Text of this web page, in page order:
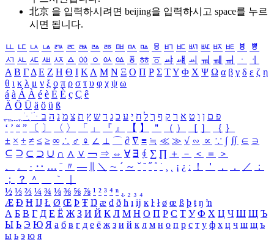
北京 을 입력하시려면 beijing을 입력하시고 space를 누르
시면 됩니다.
ㅥ ㅦ ㅧ ㅨ ㅩ ㅪ ㅫ ㅬ ㅭ ㅮ ㅯ ㅰ ㅱ ㅲ ㅳ ㅴ ㅵ ㅶ ㅷ ㅸ
ㅹ
ㅺ ㅻ ㅼ ㅽ ㅾ ㅿ ㆀ ㆁ ㆂ ㆃ ㆄ ㆅ ㆆ ㆇ ㆈ ㆉ ㆊ ㆋ ㆌ ㆍ
ㆎ
Α Β ΓΔ Ε Ζ Η Θ Ι ΚΛ Μ Ν Ξ Ο Π Ρ Σ ΤΥ Φ Χ Ψ Ω α β γ δ ε ζ η
θ ι κ λ μ ν ξ ο π ρ σ τ υ φ χ ψ ω
á à Á À é è É È ç Ç ê
Ä Ö Ü ä ö ü ß
ִֶֹ ֻּ ׁׂ פ ם ן ו ט א ר ק ף ך ל ח י ע כ ג ד ש ץ ת צ מ נ ה ב
‘ ’ “ ” 〔 〕 〈 〉 「 」 『 』 【 】 ＂ （ ） ［ ］ ｛ ｝
± × ÷ ≠ ≤ ≥ ∞ ∴ ♂ ♀ ∠ ⊥ ⌒ ∂ ∇ ≡ ≒ ≪ ≫ √ ∽ ∝ ∵ ∫ ∬ ∈ ∋
⊆ ⊇ ⊂ ⊃ ∪ ∩ ∧ ∨ ￢ ⇒ ⇔ ∀ ∃ ∮ ∑ ∏ ＋ － ＜ ＝
＞
、
。 · ‥ … ¨ 〃 ― ＼ ∼ ´ ～ ˇ ˘ ˝ ˚ ˙ ¸ ¡ ¿ ː ！ ＇ ， ． ／
：
；
？ ＾ ｀
½ ⅓ ⅔ ¼ ¾ ⅛ ⅜ ⅝ ⅞ ¹ ² ³ ⁴ ⁿ ₁ ₂ ₃ ₄
Æ Ð Ħ Ĳ Ł Ø Œ Þ Ŧ Ŋ æ đ ð ħ ı ĳ ĸ ŀ ł ø œ ß þ ŧ ŋ ŉ
А Б В Г Д Е Ё Ж З И Й К Л М Н О П Р С Т У Ф Х Ц Ч Ш Щ Ъ
Ы Ь Э Ю Я а б в г д е ё ж з и й к л м н о п р с т у ф х ц ч ш щ ъ
ы ь э ю я